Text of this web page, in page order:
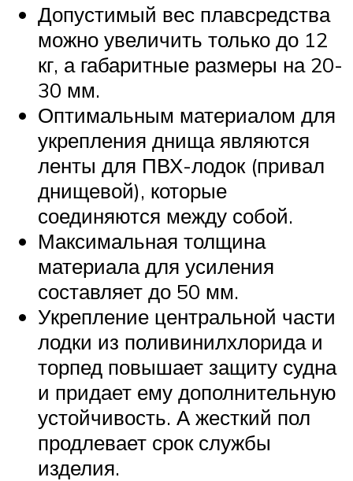
Допустимый вес плавсредства
можно увеличить только до 12
кг, а габаритные размеры на 20-
30 мм.
Оптимальным материалом для
укрепления днища являются
ленты для ПВХ-лодок (привал
днищевой), которые
соединяются между собой.
Максимальная толщина
материала для усиления
составляет до 50 мм.
Укрепление центральной части
лодки из поливинилхлорида и
торпед повышает защиту судна
и придает ему дополнительную
устойчивость. А жесткий пол
продлевает срок службы
изделия.